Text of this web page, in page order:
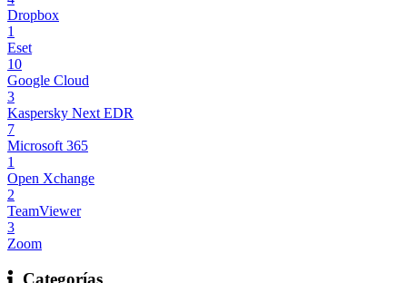
Dropbox
1
Eset
10
Google Cloud
3
Kaspersky Next EDR
7
Microsoft 365
1
Open Xchange
2
TeamViewer
3
Zoom
Categorías